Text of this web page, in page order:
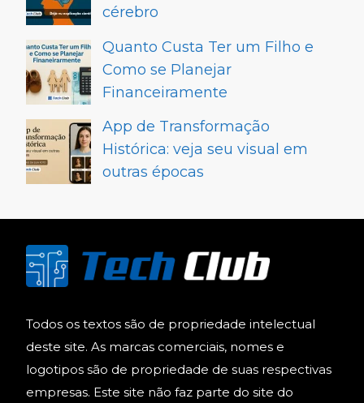
cérebro
Quanto Custa Ter um Filho e
Como se Planejar
Financeiramente
App de Transformação
Histórica: veja seu visual em
outras épocas
Todos os textos são de propriedade intelectual
deste site. As marcas comerciais, nomes e
logotipos são de propriedade de suas respectivas
empresas. Este site não faz parte do site do